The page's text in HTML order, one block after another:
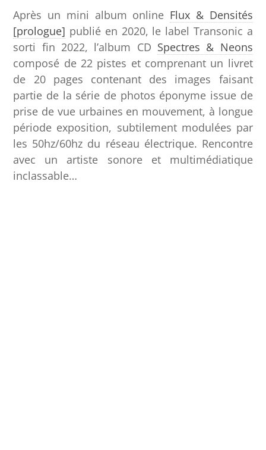
Après un mini album online Flux & Densités
[prologue] publié en 2020, le label Transonic a
sorti fin 2022, l’album CD Spectres & Neons
composé de 22 pistes et comprenant un livret
de 20 pages contenant des images faisant
partie de la série de photos éponyme issue de
prise de vue urbaines en mouvement, à longue
période exposition, subtilement modulées par
les 50hz/60hz du réseau électrique. Rencontre
avec un artiste sonore et multimédiatique
inclassable…